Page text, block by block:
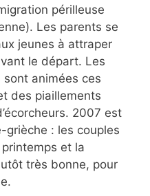
périlleuse
Les parents se
jeunes à attraper
le départ. Les
animées ces
des piaillements
2007 est
grièche : les couples
et la
très bonne, pour